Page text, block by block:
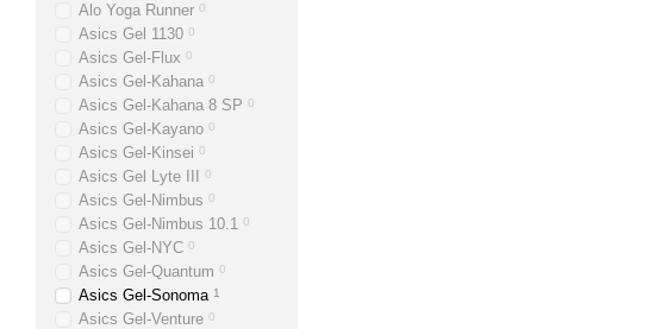
Alo Yoga Runner 0
Asics Gel 1130 0
Asics Gel-Flux 0
Asics Gel-Kahana 0
Asics Gel-Kahana 8 SP 0
Asics Gel-Kayano 0
Asics Gel-Kinsei 0
Asics Gel Lyte III 0
Asics Gel-Nimbus 0
Asics Gel-Nimbus 10.1 0
Asics Gel-NYC 0
Asics Gel-Quantum 0
Asics Gel-Sonoma 1
Asics Gel-Venture 0